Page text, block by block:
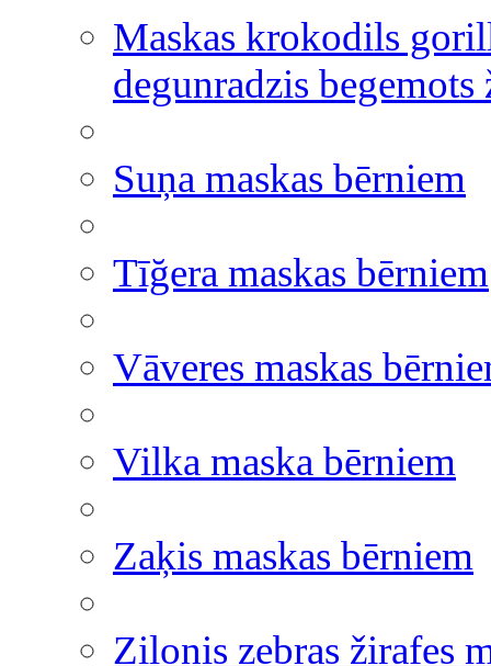
Maskas krokodils
degunradzis begemots
Suņa maskas bērniem
Tīğera maskas bērniem
Vāveres maskas
Vilka maska bērniem
Zaķis maskas bērniem
Zilonis zebras žirafes